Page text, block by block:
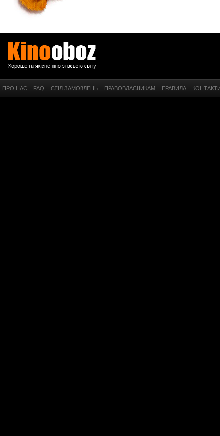
ПРО НАС FAQ СТІЛ ЗАМОВЛЕНЬ ПРАВОВЛАСНИКАМ ПРАВИЛА